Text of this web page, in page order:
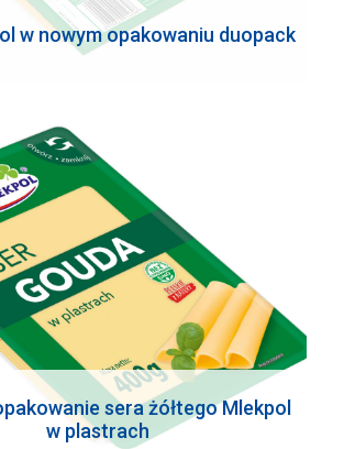
w nowym opakowaniu duopack
sera żółtego Mlekpol
w plastrach